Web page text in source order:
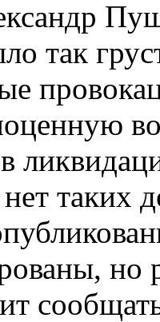
так
таких
но